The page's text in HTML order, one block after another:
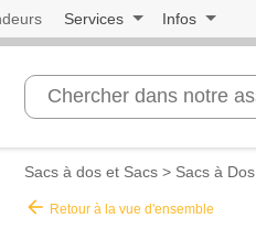
Services Infos
Sacs à dos et Sacs > Sacs à Dos
arrow_back Retour à la vue d'ensemble